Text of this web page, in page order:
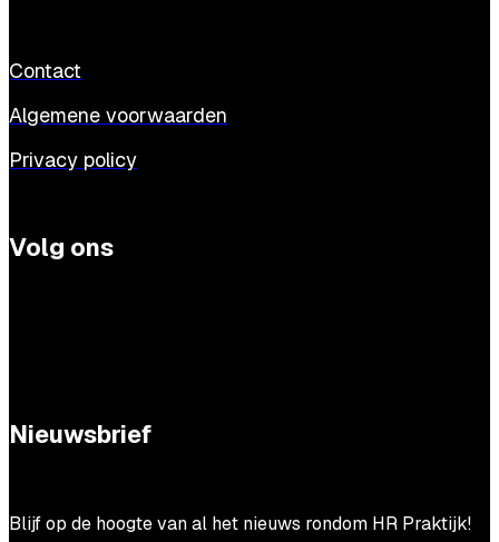
Contact
Algemene voorwaarden
Privacy policy
Volg ons
Nieuwsbrief
Blijf op de hoogte van al het nieuws rondom HR Praktijk!